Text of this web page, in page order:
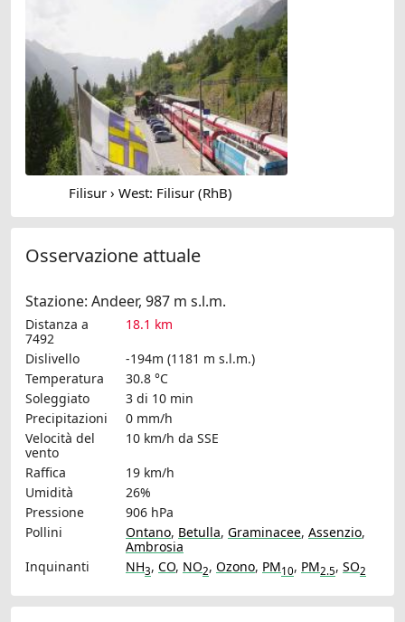
Filisur › West: Filisur (RhB)
Osservazione attuale
Stazione: Andeer, 987 m s.l.m.
Distanza a
7492
18.1 km
Dislivello
-194m (1181 m s.l.m.)
Temperatura
30.8 °C
Soleggiato
3 di 10 min
Precipitazioni
0 mm/h
Velocità del
vento
10 km/h da SSE
Raffica
19 km/h
Umidità
26%
Pressione
906 hPa
Pollini
Ontano, Betulla, Graminacee, Assenzio,
Ambrosia
Inquinanti
NH3, CO, NO2, Ozono, PM10, PM2.5, SO2